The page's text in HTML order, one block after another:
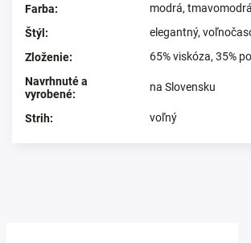
Farba: modrá, tmavomodrá
Štýl : elegantný,
Zloženie:
65% viskóza, 35%
Navrhnuté a
vyrobené:
na Slovensku
Strih: voľný